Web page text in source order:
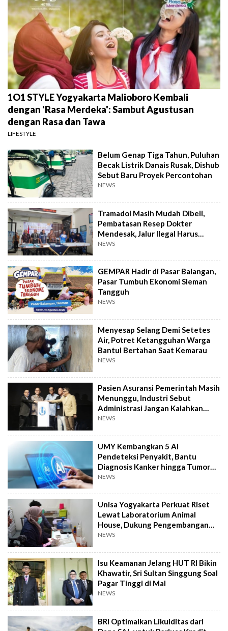
1O1 STYLE Yogyakarta Malioboro Kembali
dengan 'Rasa Merdeka': Sambut Agustusan
dengan Rasa dan Tawa
LIFESTYLE
Belum Genap Tiga Tahun, Puluhan
Becak Listrik Danais Rusak, Dishub
Sebut Baru Proyek Percontohan
NEWS
Tramadol Masih Mudah Dibeli,
Pembatasan Resep Dokter
Mendesak, Jalur Ilegal Harus
Distop
NEWS
GEMPAR Hadir di Pasar Balangan,
Pasar Tumbuh Ekonomi Sleman
Tangguh
NEWS
Menyesap Selang Demi Setetes
Air, Potret Ketangguhan Warga
Bantul Bertahan Saat Kemarau
NEWS
Pasien Asuransi Pemerintah Masih
Menunggu, Industri Sebut
Administrasi Jangan Kalahkan
Kemanusiaan
NEWS
UMY Kembangkan 5 AI
Pendeteksi Penyakit, Bantu
Diagnosis Kanker hingga Tumor
Otak Lebih Cepat
NEWS
Unisa Yogyakarta Perkuat Riset
Lewat Laboratorium Animal
House, Dukung Pengembangan
Kandidat Obat
NEWS
Isu Keamanan Jelang HUT RI Bikin
Khawatir, Sri Sultan Singgung Soal
Pagar Tinggi di Mal
NEWS
BRI Optimalkan Likuiditas dari